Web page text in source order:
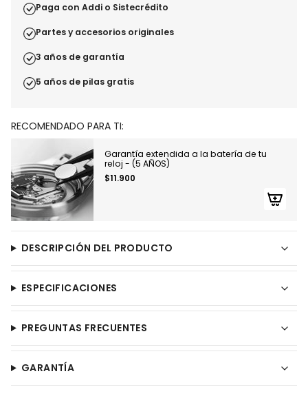
Paga con Addi o Sistecrédito
Partes y accesorios originales
3 años de garantía
5 años de pilas gratis
RECOMENDADO PARA TI:
Garantía extendida a la batería de tu
reloj - (5 AÑOS)
$11.900
DESCRIPCIÓN DEL PRODUCTO
ESPECIFICACIONES
PREGUNTAS FRECUENTES
GARANTÍA